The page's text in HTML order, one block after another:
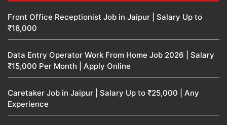
Front Office Receptionist Job in Jaipur | Salary Up to
₹18,000
Data Entry Operator Work From Home Job 2026 | Salary
₹15,000 Per Month | Apply Online
Caretaker Job in Jaipur | Salary Up to ₹25,000 | Any
Experience